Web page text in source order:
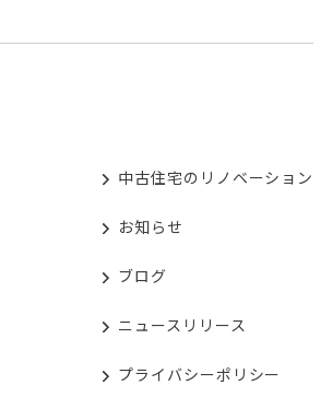
中古住宅のリノベーション
お知らせ
ブログ
ニュースリリース
プライバシーポリシー